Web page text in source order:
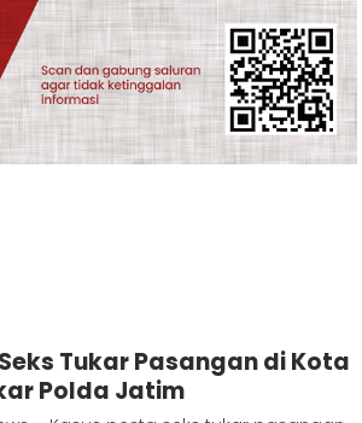
Tukar Pasangan di Kota
Polda Jatim